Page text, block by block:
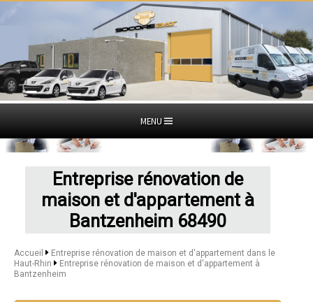
MENU
Entreprise rénovation de
maison et d'appartement à
Bantzenheim 68490
Accueil
Entreprise rénovation de maison et d'appartement dans le
Haut-Rhin
Entreprise rénovation de maison et d'appartement à
Bantzenheim